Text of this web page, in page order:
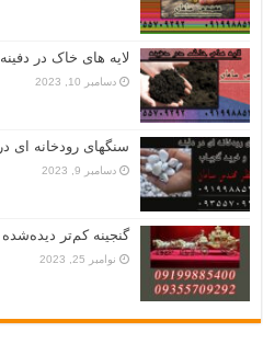
لایه های خاک در دفینه
دسامبر 10, 2023
سنگهای رودخانه ای
دسامبر 9, 2023
گنجینه کم‌تر
نوامبر 25, 2023